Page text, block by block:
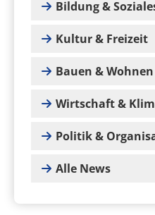
Bildung &
Kultur & Freizeit
Bauen & Wohnen
Wirtschaft &
Politik &
Alle News